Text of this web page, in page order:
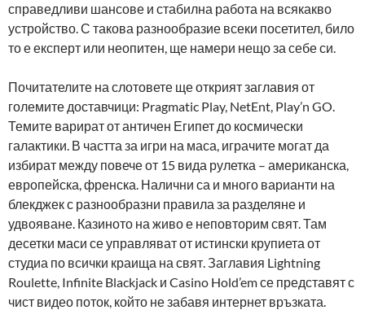
справедливи шансове и стабилна работа на всякакво
устройство. С такова разнообразие всеки посетител, било
то е експерт или неопитен, ще намери нещо за себе си.
Почитателите на слотовете ще открият заглавия от
големите доставчици: Pragmatic Play, NetEnt, Play’n GO.
Темите варират от античен Египет до космически
галактики. В частта за игри на маса, играчите могат да
избират между повече от 15 вида рулетка – американска,
европейска, френска. Налични са и много варианти на
блекджек с разнообразни правила за разделяне и
удвояване. Казиното на живо е неповторим свят. Там
десетки маси се управляват от истински крупиета от
студиа по всички краища на свят. Заглавия Lightning
Roulette, Infinite Blackjack и Casino Hold’em се представят с
чист видео поток, който не забавя интернет връзката.